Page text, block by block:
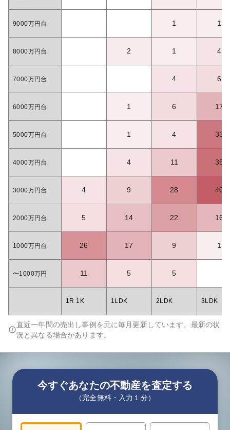
9000万円台 1 1
8000万円台 2 1 4
7000万円台 4 6
6000万円台 1 6 17
5000万円台 1 4 33
4000万円台 4 11 35
3000万円台 4 9 28 40
2000万円台 5 14 22 16
1000万円台 26 17 9 1
〜1000万円 11 5 5
1R 1K 1LDK 2LDK 3LDK
直近一年間の売出し事例を元に毎月更新しています。最新の状
況と異なる場合があります。
今すぐあなたの不動産を査定する
（完全無料・入力１分）